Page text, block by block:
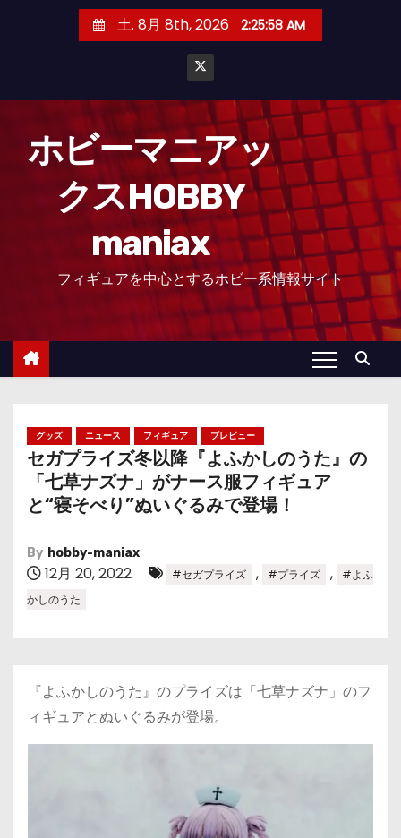
土. 8月 8th, 2026 2:25:59 AM
ホビーマニアッ
クスHOBBY
maniax
フィギュアを中心とするホビー系情報サイト
グッズ ニュース フィギュア プレビュー
セガプライズ冬以降『よふかしのうた』の
「七草ナズナ」がナース服フィギュア
と“寝そべり”ぬいぐるみで登場！
By hobby-maniax
12月 20, 2022 #セガプライズ , #プライズ ,
#よふ
かしのうた
『よふかしのうた』のプライズは「七草ナズナ」のフ
ィギュアとぬいぐるみが登場。